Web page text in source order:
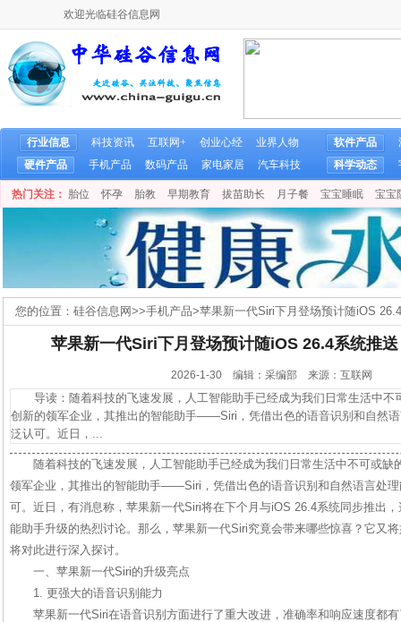
欢迎光临硅谷信息网
行业信息 科技资讯 互联网+ 创业心经
业界人物
硬件产品
手机产品 数码产品 家电家居 汽车科技
软件产品
科学动态
热门关注： 胎位 怀孕 胎教 早期教育 拔苗助长 月子餐 宝宝睡眠 宝宝
您的位置： 硅谷信息网>>手机产品>苹果新一代Siri下月登场预计随iOS
苹果新一代Siri下月登场预计随iOS 26.4系统推
2026-1-30 编辑：采编部 来源：互联网
导读：随着科技的飞速发展，人工智能助手已经成为我们日常生活中不
创新的领军企业，其推出的智能助手——Siri，凭借出色的语音识别和自然
泛认可。近日，...
随着科技的飞速发展，人工智能助手已经成为我们日常生活中不可或缺
领军企业，其推出的智能助手——Siri，凭借出色的语音识别和自然语言处
可。近日，有消息称，苹果新一代Siri将在下个月与iOS 26.4系统同步推出
能助手升级的热烈讨论。那么，苹果新一代Siri究竟会带来哪些惊喜？它又
将对此进行深入探讨。
一、苹果新一代Siri的升级亮点
1. 更强大的语音识别能力
苹果新一代Siri在语音识别方面进行了重大改进，准确率和响应速度都